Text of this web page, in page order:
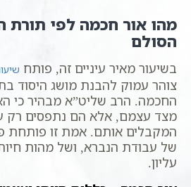
מהו אור חכמה לפי
הסולם
בשיעור מאיר עיניים זה, פותח
צוהר עמוק להבנת מושג היסוד
החכמה. הרב שליט”א מבהיר כי
מצד עצמם, אלא הם נתפסים רק
המקבלים אותם. אמת זו
של עבודת הנברא, ושל מהות חיות
עליון.